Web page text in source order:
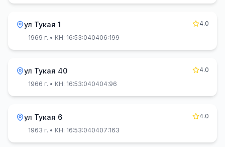
ул Тукая 1
4.0
1969 г. • КН: 16:53:040406:199
ул Тукая 40
4.0
1966 г. • КН: 16:53:040404:96
ул Тукая 6
4.0
1963 г. • КН: 16:53:040407:163